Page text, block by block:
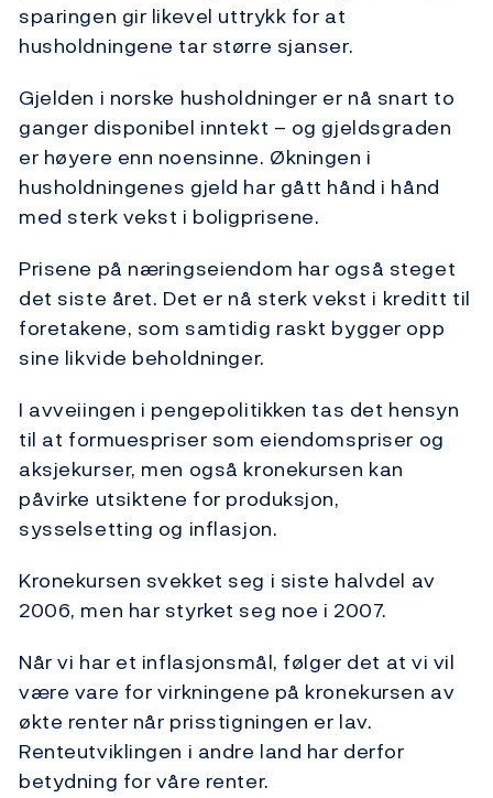
sparingen gir likevel uttrykk for at
husholdningene tar større sjanser.
Gjelden i norske husholdninger er nå snart to
ganger disponibel inntekt – og gjeldsgraden
er høyere enn noensinne. Økningen i
husholdningenes gjeld har gått hånd i hånd
med sterk vekst i boligprisene.
Prisene på næringseiendom har også steget
det siste året. Det er nå sterk vekst i kreditt til
foretakene, som samtidig raskt bygger opp
sine likvide beholdninger.
I avveiingen i pengepolitikken tas det hensyn
til at formuespriser som eiendomspriser og
aksjekurser, men også kronekursen kan
påvirke utsiktene for produksjon,
sysselsetting og inflasjon.
Kronekursen svekket seg i siste halvdel av
2006, men har styrket seg noe i 2007.
Når vi har et inflasjonsmål, følger det at vi vil
være vare for virkningene på kronekursen av
økte renter når prisstigningen er lav.
Renteutviklingen i andre land har derfor
betydning for våre renter.